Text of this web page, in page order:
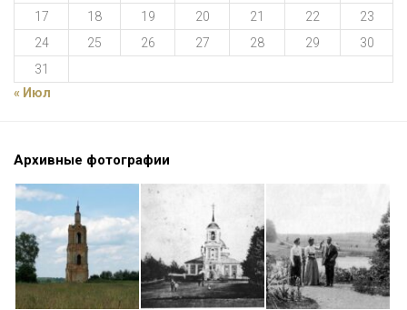
17
18 19 20 21 22
23
24
25 26 27 28 29
30
31
« Июл
Архивные фотографии